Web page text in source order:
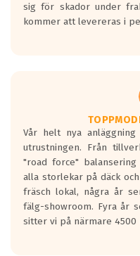
sig för skador under
kommer att levereras i
Vår helt nya
utrustningen. Från
"road force"
alla storlekar på däck
fräsch lokal, några år
fälg-showroom. Fyra år
sitter vi på närmare 4500